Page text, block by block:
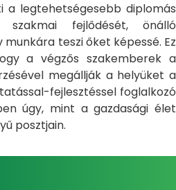
a legtehetségesebb diplomás
szakmai fejlődését, önálló
teszi őket képessé. Ez
a végzős szakemberek a
megállják a helyüket a
fejlesztéssel foglalkozó
úgy, mint a gazdasági élet
posztjain.